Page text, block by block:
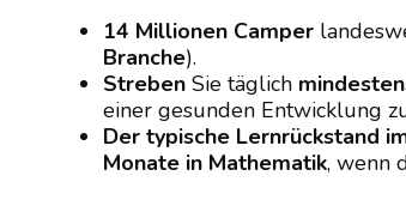
14 Millionen Camper
Branche).
Streben Sie täglich
einer gesunden Entwicklung
Der typische Lernrückstand
Monate in Mathematik, wenn